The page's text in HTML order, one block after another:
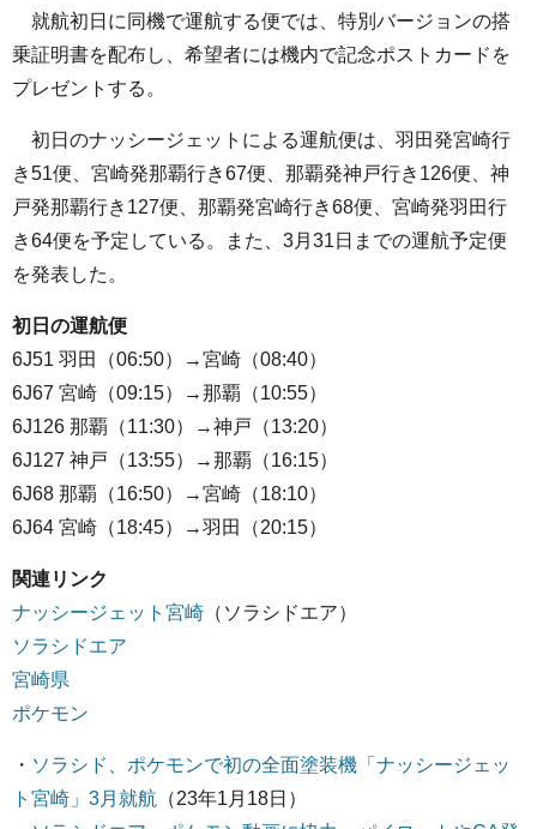
就航初日に同機で運航する便では、特別バージョンの搭
乗証明書を配布し、希望者には機内で記念ポストカードを
プレゼントする。
初日のナッシージェットによる運航便は、羽田発宮崎行
き51便、宮崎発那覇行き67便、那覇発神戸行き126便、神
戸発那覇行き127便、那覇発宮崎行き68便、宮崎発羽田行
き64便を予定している。また、3月31日までの運航予定便
を発表した。
初日の運航便
6J51 羽田（06:50）→宮崎（08:40）
6J67 宮崎（09:15）→那覇（10:55）
6J126 那覇（11:30）→神戸（13:20）
6J127 神戸（13:55）→那覇（16:15）
6J68 那覇（16:50）→宮崎（18:10）
6J64 宮崎（18:45）→羽田（20:15）
関連リンク
ナッシージェット宮崎 （ソラシドエア）
ソラシドエア
宮崎県
ポケモン
・ ソラシド、ポケモンで初の全面塗装機「ナッシージェッ
ト宮崎」3月就航 （23年1月18日）